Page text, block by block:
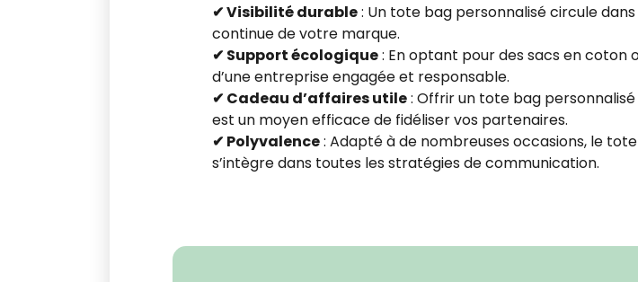
✔ Visibilité durable: Un tote bag personnalisé circule
continue de votre marque.
✔ Support écologique: En optant pour des sacs en coton
d’une entreprise engagée et responsable.
✔ Cadeau d’affaires utile: Offrir un tote bag
est un moyen efficace de fidéliser vos partenaires.
✔ Polyvalence: Adapté à de nombreuses occasions, le
s’intègre dans toutes les stratégies de communication.